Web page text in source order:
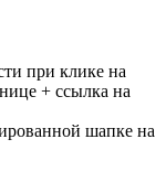
при клике на
+ ссылка на
шапке на